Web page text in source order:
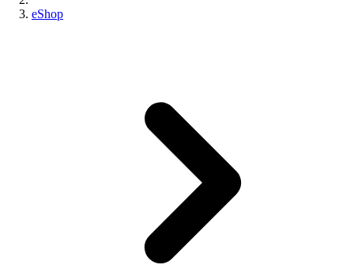
eShop